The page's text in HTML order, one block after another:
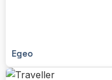
Egeo